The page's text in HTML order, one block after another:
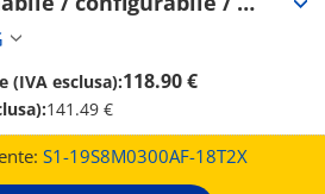
chimica /
18T2X)
(IVA esclusa):118.90 €
141.49 €
S1-19S8M0300AF-18T2X